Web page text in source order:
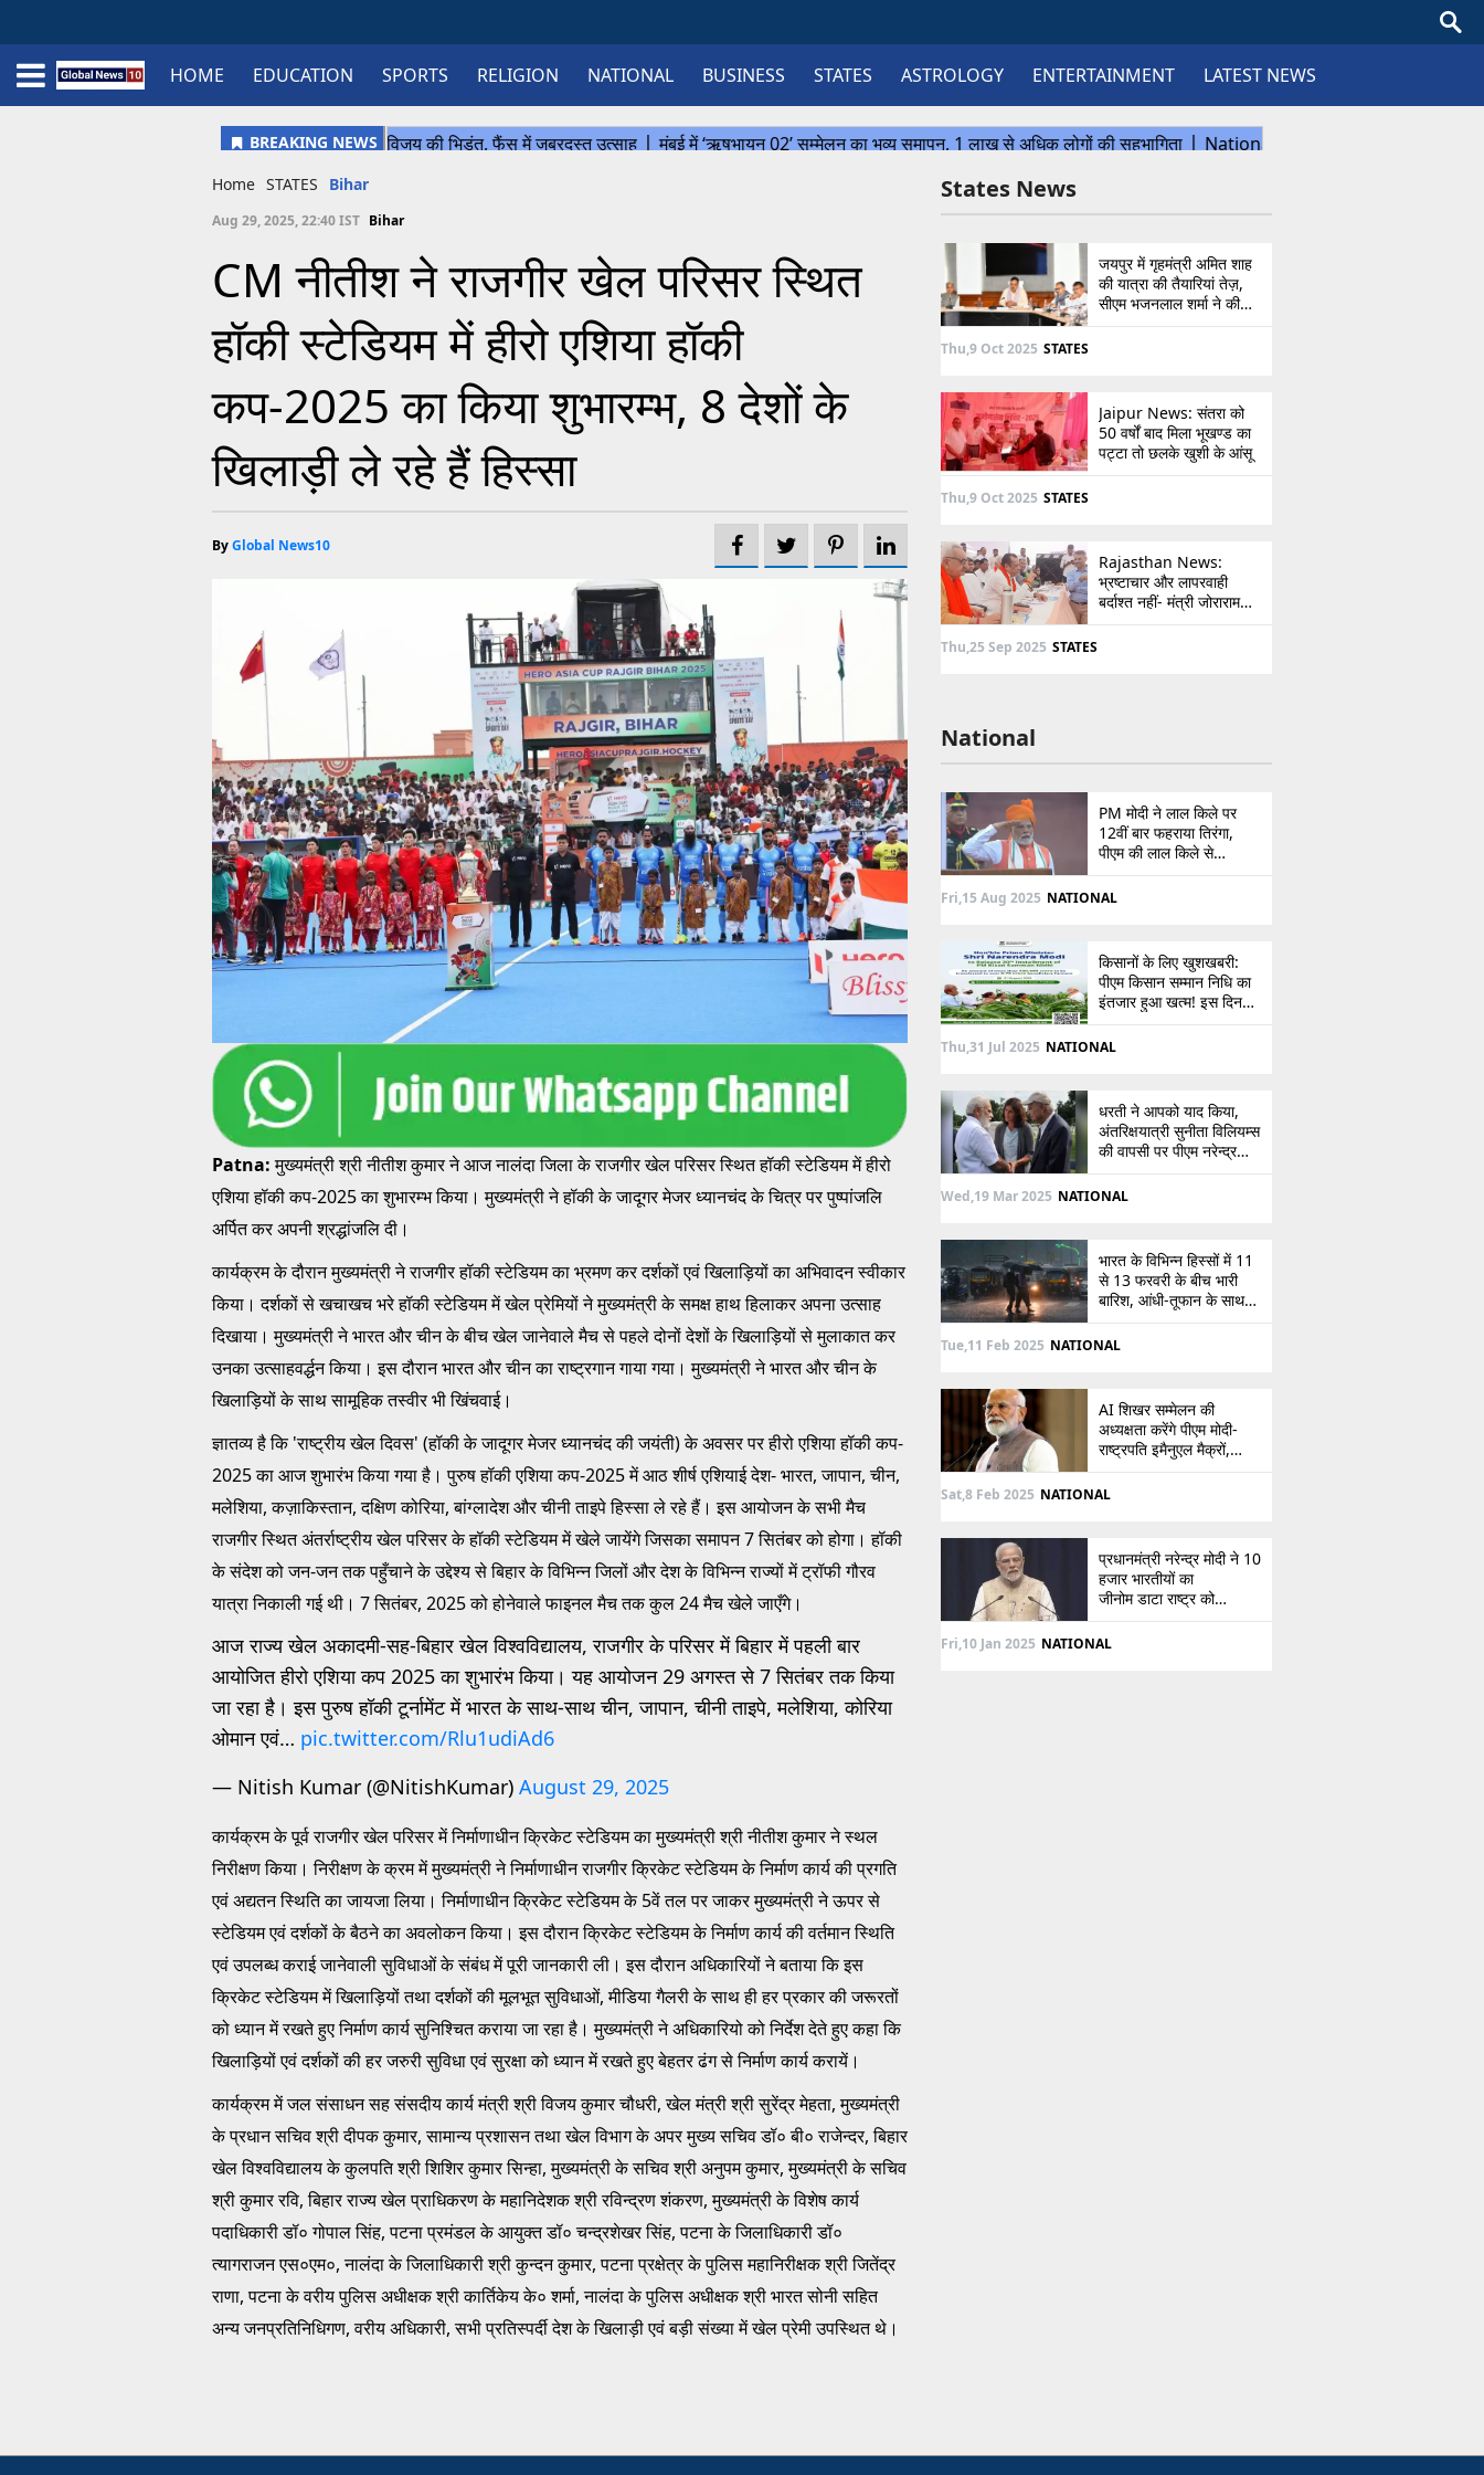
Home
Schedule
STATES
Sports
Gallery
Soccer
Upcoming Events
BPL
Fixtures
Pink Test
Look Around
Contact Us
About Us HOME EDUCATION SPORTS RELIGION NATIONAL BUSINESS STATES ASTROLOGY ENTERTAINMENT LATEST NEWS
Home STATES Bihar
Aug 29, 2025, 22:40 IST Bihar
CM नीतीश ने राजगीर खेल परिसर स्थित
हॉकी स्टेडियम में हीरो एशिया हॉकी
कप-2025 का किया शुभारम्भ, 8 देशों के
खिलाड़ी ले रहे हैं हिस्सा
ByGlobal News10
Patna:मुख्यमंत्री श्री नीतीश कुमार ने आज नालंदा जिला के राजगीर खेल परिसर स्थित हॉकी स्टेडियम में हीरो
एशिया हॉकी कप-2025 का शुभारम्भ किया। मुख्यमंत्री ने हॉकी के जादूगर मेजर ध्यानचंद के चित्र पर पुष्पांजलि
अर्पित कर अपनी श्रद्धांजलि दी।
कार्यक्रम के दौरान मुख्यमंत्री ने राजगीर हॉकी स्टेडियम का भ्रमण कर दर्शकों एवं खिलाड़ियों का अभिवादन स्वीकार
किया। दर्शकों से खचाखच भरे हॉकी स्टेडियम में खेल प्रेमियों ने मुख्यमंत्री के समक्ष हाथ हिलाकर अपना उत्साह
दिखाया। मुख्यमंत्री ने भारत और चीन के बीच खेल जानेवाले मैच से पहले दोनों देशों के खिलाड़ियों से मुलाकात कर
उनका उत्साहवर्द्धन किया। इस दौरान भारत और चीन का राष्ट्रगान गाया गया। मुख्यमंत्री ने भारत और चीन के
खिलाड़ियों के साथ सामूहिक तस्वीर भी खिंचवाई।
ज्ञातव्य है कि 'राष्ट्रीय खेल दिवस' (हॉकी के जादूगर मेजर ध्यानचंद की जयंती) के अवसर पर हीरो एशिया हॉकी कप-
2025 का आज शुभारंभ किया गया है। पुरुष हॉकी एशिया कप-2025 में आठ शीर्ष एशियाई देश- भारत, जापान, चीन,
मलेशिया, कज़ाकिस्तान, दक्षिण कोरिया, बांग्लादेश और चीनी ताइपे हिस्सा ले रहे हैं। इस आयोजन के सभी मैच
राजगीर स्थित अंतर्राष्ट्रीय खेल परिसर के हॉकी स्टेडियम में खेले जायेंगे जिसका समापन 7 सितंबर को होगा। हॉकी
के संदेश को जन-जन तक पहुँचाने के उद्देश्य से बिहार के विभिन्न जिलों और देश के विभिन्न राज्यों में ट्रॉफी गौरव
यात्रा निकाली गई थी। 7 सितंबर, 2025 को होनेवाले फाइनल मैच तक कुल 24 मैच खेले जाएँगे।
आज राज्य खेल अकादमी-सह-बिहार खेल विश्वविद्यालय, राजगीर के परिसर में बिहार में पहली बार
आयोजित हीरो एशिया कप 2025 का शुभारंभ किया। यह आयोजन 29 अगस्त से 7 सितंबर तक किया
जा रहा है। इस पुरुष हॉकी टूर्नामेंट में भारत के साथ-साथ चीन, जापान, चीनी ताइपे, मलेशिया, कोरिया
ओमान एवं… pic.twitter.com/Rlu1udiAd6
— Nitish Kumar (@NitishKumar) August 29, 2025
कार्यक्रम के पूर्व राजगीर खेल परिसर में निर्माणाधीन क्रिकेट स्टेडियम का मुख्यमंत्री श्री नीतीश कुमार ने स्थल
निरीक्षण किया। निरीक्षण के क्रम में मुख्यमंत्री ने निर्माणाधीन राजगीर क्रिकेट स्टेडियम के निर्माण कार्य की प्रगति
एवं अद्यतन स्थिति का जायजा लिया। निर्माणाधीन क्रिकेट स्टेडियम के 5वें तल पर जाकर मुख्यमंत्री ने ऊपर से
स्टेडियम एवं दर्शकों के बैठने का अवलोकन किया। इस दौरान क्रिकेट स्टेडियम के निर्माण कार्य की वर्तमान स्थिति
एवं उपलब्ध कराई जानेवाली सुविधाओं के संबंध में पूरी जानकारी ली। इस दौरान अधिकारियों ने बताया कि इस
क्रिकेट स्टेडियम में खिलाड़ियों तथा दर्शकों की मूलभूत सुविधाओं, मीडिया गैलरी के साथ ही हर प्रकार की जरूरतों
को ध्यान में रखते हुए निर्माण कार्य सुनिश्चित कराया जा रहा है। मुख्यमंत्री ने अधिकारियो को निर्देश देते हुए कहा कि
खिलाड़ियों एवं दर्शकों की हर जरुरी सुविधा एवं सुरक्षा को ध्यान में रखते हुए बेहतर ढंग से निर्माण कार्य करायें।
कार्यक्रम में जल संसाधन सह संसदीय कार्य मंत्री श्री विजय कुमार चौधरी, खेल मंत्री श्री सुरेंद्र मेहता, मुख्यमंत्री
के प्रधान सचिव श्री दीपक कुमार, सामान्य प्रशासन तथा खेल विभाग के अपर मुख्य सचिव डॉ० बी० राजेन्दर, बिहार
खेल विश्वविद्यालय के कुलपति श्री शिशिर कुमार सिन्हा, मुख्यमंत्री के सचिव श्री अनुपम कुमार, मुख्यमंत्री के सचिव
श्री कुमार रवि, बिहार राज्य खेल प्राधिकरण के महानिदेशक श्री रविन्द्रण शंकरण, मुख्यमंत्री के विशेष कार्य
पदाधिकारी डॉ० गोपाल सिंह, पटना प्रमंडल के आयुक्त डॉ० चन्द्रशेखर सिंह, पटना के जिलाधिकारी डॉ०
त्यागराजन एस०एम०, नालंदा के जिलाधिकारी श्री कुन्दन कुमार, पटना प्रक्षेत्र के पुलिस महानिरीक्षक श्री जितेंद्र
राणा, पटना के वरीय पुलिस अधीक्षक श्री कार्तिकेय के० शर्मा, नालंदा के पुलिस अधीक्षक श्री भारत सोनी सहित
अन्य जनप्रतिनिधिगण, वरीय अधिकारी, सभी प्रतिस्पर्दी देश के खिलाड़ी एवं बड़ी संख्या में खेल प्रेमी उपस्थित थे।
States News
जयपुर में गृहमंत्री अमित शाह
की यात्रा की तैयारियां तेज़,
सीएम भजनलाल शर्मा ने की
उच्चस्तरीय बैठक
Thu,9 Oct 2025 STATES
Jaipur News: संतरा को
50 वर्षों बाद मिला भूखण्ड का
पट्टा तो छलके खुशी के आंसू
Thu,9 Oct 2025 STATES
Rajasthan News:
भ्रष्टाचार और लापरवाही
बर्दाश्त नहीं- मंत्री जोराराम
कुमावत ने शहरी सेवा शिविर में
Thu,25 Sep 2025 STATES
National
PM मोदी ने लाल किले पर
12वीं बार फहराया तिरंगा,
पीएम की लाल किले से
पाकिस्तान को सीधी
ललकार, प्रधानमंत्री ने 103
Fri,15 Aug 2025 NATIONAL
किसानों के लिए खुशखबरी:
पीएम किसान सम्मान निधि का
इंतजार हुआ खत्म! इस दिन
खाते में आएंगे 2,000 रुपये,
देखें
Thu,31 Jul 2025 NATIONAL
धरती ने आपको याद किया,
अंतरिक्षयात्री सुनीता विलियम्स
की वापसी पर पीएम नरेन्द्र
मोदी की पोस्ट
Wed,19 Mar 2025 NATIONAL
भारत के विभिन्न हिस्सों में 11
से 13 फरवरी के बीच भारी
बारिश, आंधी-तूफान के साथ
बर्फबारी का अलर्ट
Tue,11 Feb 2025 NATIONAL
AI शिखर सम्मेलन की
अध्यक्षता करेंगे पीएम मोदी-
राष्ट्रपति इमैनुएल मैक्रों,
भारत-फ्रांस संबंधों को देंगे नई
दिशा
Sat,8 Feb 2025 NATIONAL
प्रधानमंत्री नरेन्द्र मोदी ने 10
हजार भारतीयों का
जीनोम डाटा राष्ट्र को
सौंपा, जानें इसके बारे में
Fri,10 Jan 2025 NATIONAL